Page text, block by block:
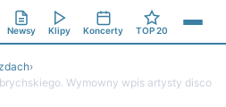
Newsy Klipy Koncerty TOP 20
›
Wymowny wpis artysty disco